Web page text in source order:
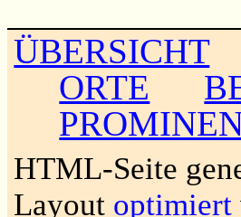
ÜBERSICHT
ORTE
HTML-Seite
Layout optimiert